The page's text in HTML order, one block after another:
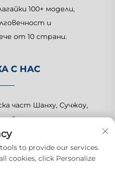
100+ модели,
и
от 10 страни.
С НАС
част Шанху, Сучжоу,
protected]
to provide our services.
cookies, click Personalize